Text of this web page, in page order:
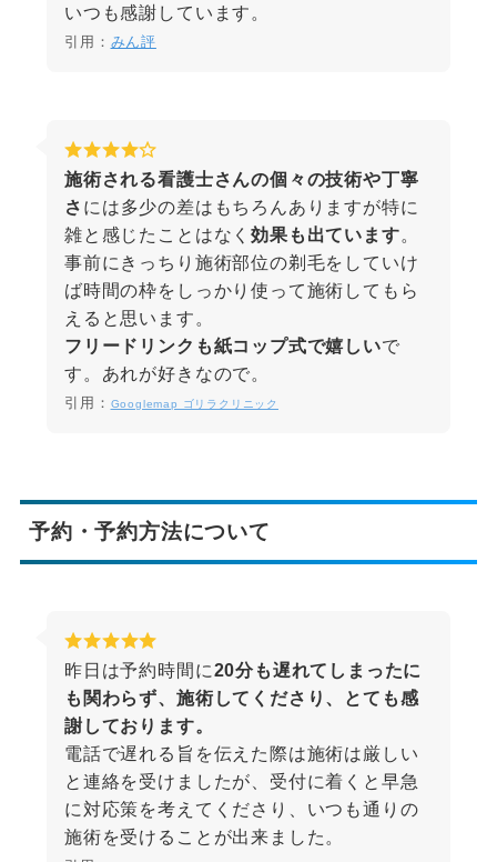
いつも感謝しています。
引用： みん評
施術される看護士さんの個々の技術や丁寧
さ には多少の差はもちろんありますが特に
雑と感じたことはなく効果も出ています。
事前にきっちり施術部位の剃毛をしていけ
ば時間の枠をしっかり使って施術してもら
えると思います。
フリードリンクも紙コップ式で嬉しいで
す。あれが好きなので。
引用： Googlemap ゴリラクリニック
予約・予約方法について
昨日は予約時間に20分も遅れてしまったに
も関わらず、施術してくださり、とても感
謝しております。
電話で遅れる旨を伝えた際は施術は厳しい
と連絡を受けましたが、受付に着くと早急
に対応策を考えてくださり、いつも通りの
施術を受けることが出来ました。